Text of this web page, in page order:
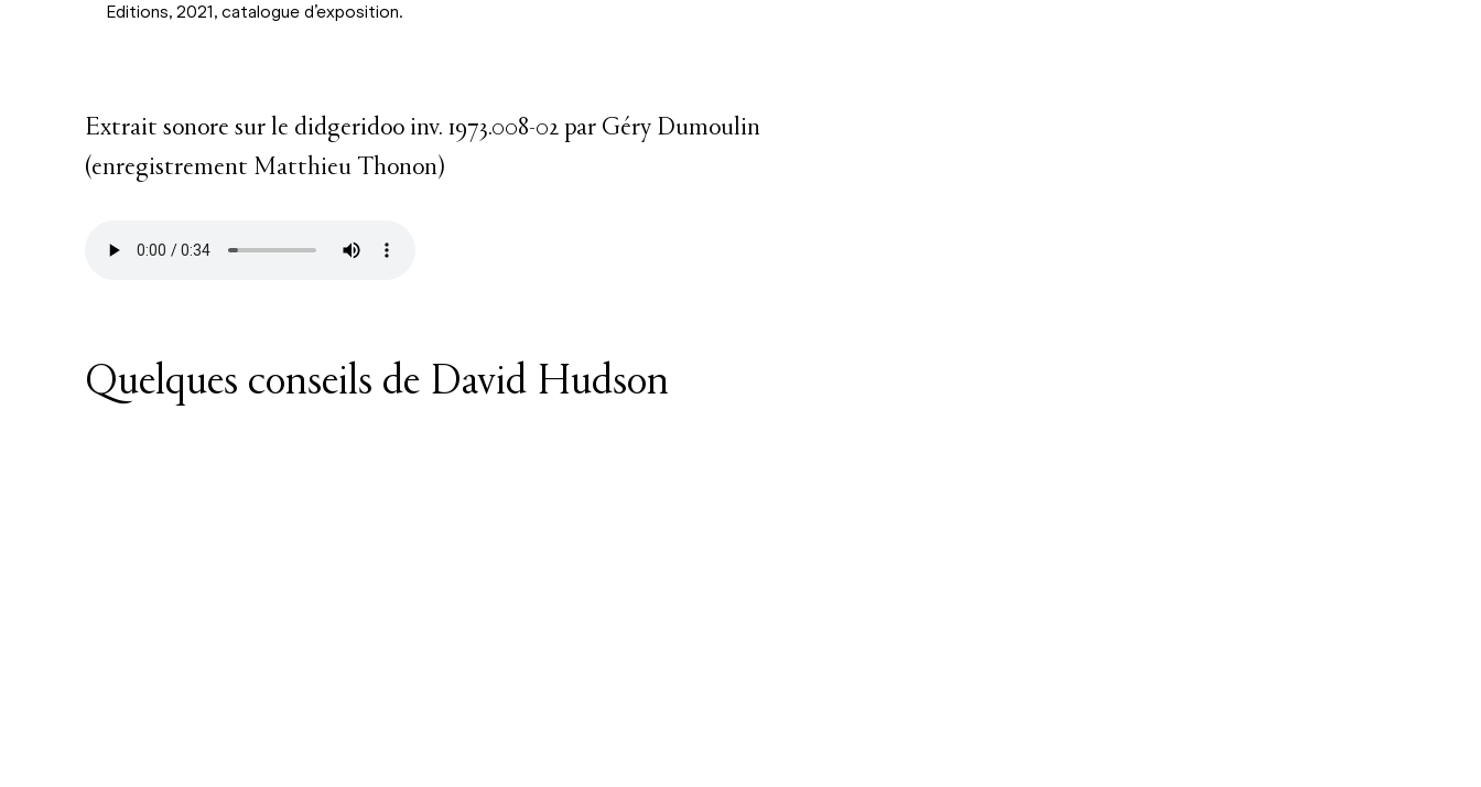
Editions, 2021, catalogue d’exposition.
Extrait sonore sur le didgeridoo inv. 1973.008-02 par Géry Dumoulin
(enregistrement Matthieu Thonon)
Quelques conseils de David Hudson